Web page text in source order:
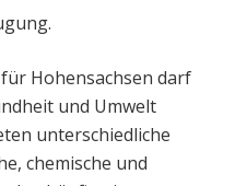
Hohensachsen darf
und Umwelt
unterschiedliche
chemische und